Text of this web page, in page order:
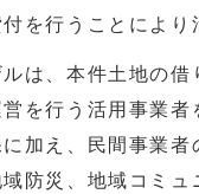
を行うことにより
は、本件土地の借
を行う活用事業
加え、民間事業
防災、地域コミ